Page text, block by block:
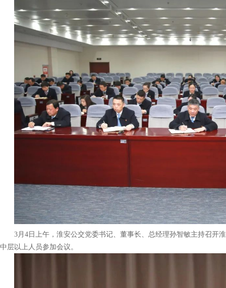
3月4日上午，淮安公交党委书记、董事长、总经理孙智敏主持召开
中层以上人员参加会议。